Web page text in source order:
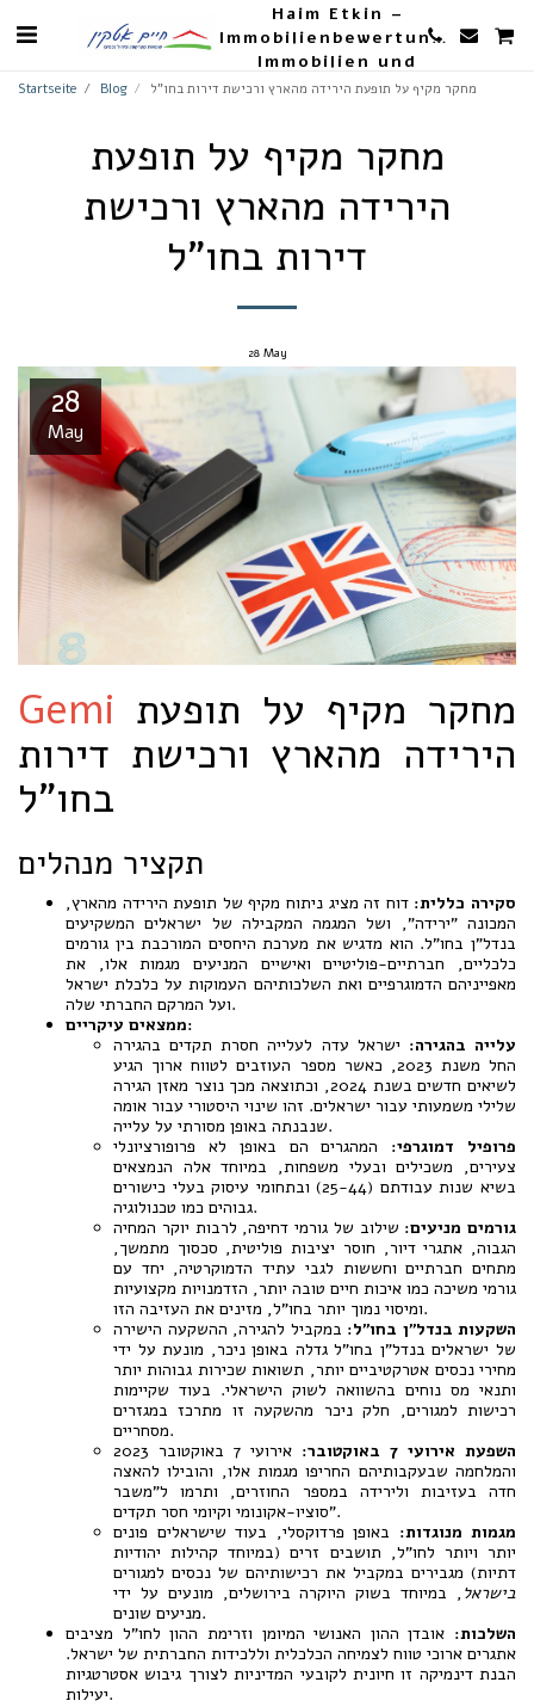
Haim Etkin –
Immobilienbewertungen,
Immobilien und
Landwirtschaft
Startseite Blog מחקר מקיף על תופעת הירידה מהארץ ורכישת דירות בחו"ל
מחקר מקיף על תופעת
הירידה מהארץ ורכישת
דירות בחו"ל
28 May
28
May
Gemi
הירידה מהארץ ורכישת דירות
תקציר מנהלים
סקירה כללית: דוח זה מציג ניתוח מקיף של תופעת הירידה מהארץ,
המכונה "ירידה", ושל המגמה המקבילה של ישראלים המשקיעים
בנדל"ן בחו"ל. הוא מדגיש את מערכת היחסים המורכבת בין גורמים
כלכליים, חברתיים-פוליטיים ואישיים המניעים מגמות אלו, את
מאפייניהם הדמוגרפיים ואת השלכותיהם העמוקות על כלכלת ישראל
ועל המרקם החברתי שלה.
ממצאים עיקריים:
עלייה בהגירה: ישראל עדה לעלייה חסרת תקדים בהגירה
החל משנת 2023, כאשר מספר העוזבים לטווח ארוך הגיע
לשיאים חדשים בשנת 2024, וכתוצאה מכך נוצר מאזן הגירה
שלילי משמעותי עבור ישראלים. זהו שינוי היסטורי עבור אומה
שנבנתה באופן מסורתי על עלייה.
פרופיל דמוגרפי: המהגרים הם באופן לא פרופורציונלי
צעירים, משכילים ובעלי משפחות, במיוחד אלה הנמצאים
בשיא שנות עבודתם (25-44) ובתחומי עיסוק בעלי כישורים
גבוהים כמו טכנולוגיה.
גורמים מניעים: שילוב של גורמי דחיפה, לרבות יוקר המחיה
הגבוה, אתגרי דיור, חוסר יציבות פוליטית, סכסוך מתמשך,
מתחים חברתיים וחששות לגבי עתיד הדמוקרטיה, יחד עם
גורמי משיכה כמו איכות חיים טובה יותר, הזדמנויות מקצועיות
ומיסוי נמוך יותר בחו"ל, מזינים את העזיבה הזו.
השקעות בנדל"ן בחו"ל: במקביל להגירה, ההשקעה הישירה
של ישראלים בנדל"ן בחו"ל גדלה באופן ניכר, מונעת על ידי
מחירי נכסים אטרקטיביים יותר, תשואות שכירות גבוהות יותר
ותנאי מס נוחים בהשוואה לשוק הישראלי. בעוד שקיימות
רכישות למגורים, חלק ניכר מהשקעה זו מתרכז במגזרים
מסחריים.
השפעת אירועי 7 באוקטובר:
אירועי 7 באוקטובר 2023
והמלחמה שבעקבותיהם החריפו מגמות אלו, והובילו להאצה
חדה בעזיבות ולירידה במספר החוזרים, ותרמו ל"משבר
סוציו-אקונומי וקיומי חסר תקדים".
מגמות מנוגדות: באופן פרדוקסלי, בעוד שישראלים פונים
יותר ויותר לחו"ל, תושבים זרים (במיוחד קהילות יהודיות
דתיות) מגבירים במקביל את רכישותיהם של נכסים למגורים
בישראל , במיוחד בשוק היוקרה בירושלים, מונעים על ידי
מניעים שונים.
השלכות: אובדן ההון האנושי המיומן וזרימת ההון לחו"ל מציבים
אתגרים ארוכי טווח לצמיחה הכלכלית וללכידות החברתית של ישראל.
הבנת דינמיקה זו חיונית לקובעי המדיניות לצורך גיבוש אסטרטגיות
יעילות.